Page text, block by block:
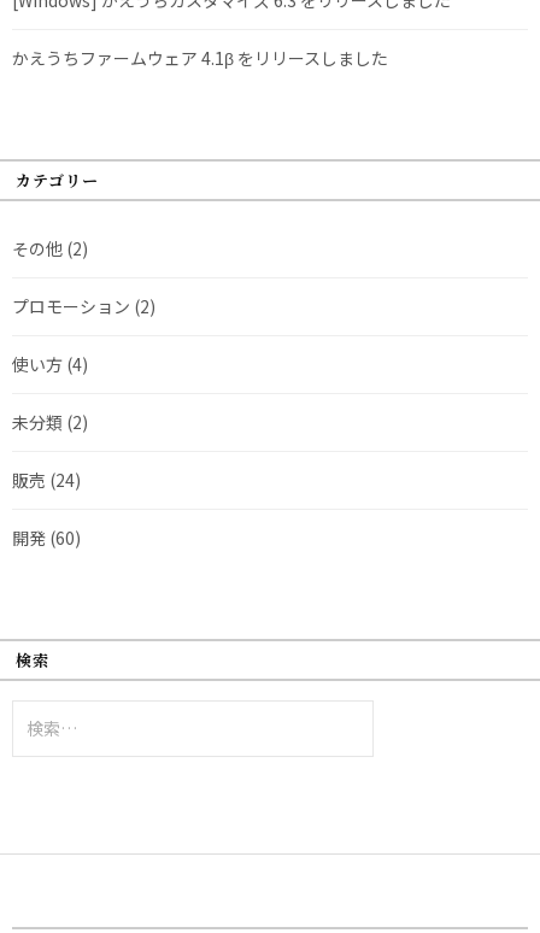
かえうちファームウェア 4.1β をリリースしました
カテゴリー
その他 (2)
プロモーション (2)
使い方 (4)
未分類 (2)
販売 (24)
開発 (60)
検索
索: